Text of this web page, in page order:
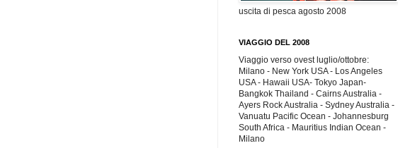
uscita di pesca agosto 2008
VIAGGIO DEL 2008
Viaggio verso ovest luglio/ottobre:
Milano - New York USA - Los Angeles
USA - Hawaii USA- Tokyo Japan-
Bangkok Thailand - Cairns Australia -
Ayers Rock Australia - Sydney Australia -
Vanuatu Pacific Ocean - Johannesburg
South Africa - Mauritius Indian Ocean -
Milano